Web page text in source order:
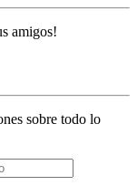
amigos!
sobre todo lo